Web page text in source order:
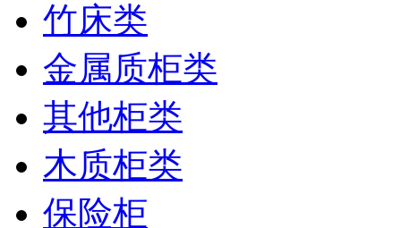
竹床类
金属质柜类
其他柜类
木质柜类
保险柜